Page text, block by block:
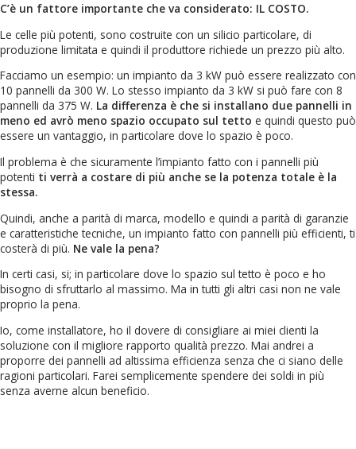
C’è un fattore importante che va considerato: IL COSTO.
Le celle più potenti, sono costruite con un silicio particolare, di
produzione limitata e quindi il produttore richiede un prezzo più alto.
Facciamo un esempio: un impianto da 3 kW può essere realizzato con
10 pannelli da 300 W. Lo stesso impianto da 3 kW si può fare con 8
pannelli da 375 W. La differenza è che si installano due pannelli in
meno ed avrò meno spazio occupato sul tetto e quindi questo può
essere un vantaggio, in particolare dove lo spazio è poco.
Il problema è che sicuramente l’impianto fatto con i pannelli più
potenti ti verrà a costare di più anche se la potenza totale è la
stessa.
Quindi, anche a parità di marca, modello e quindi a parità di garanzie
e caratteristiche tecniche, un impianto fatto con pannelli più efficienti, ti
costerà di più. Ne vale la pena?
In certi casi, si; in particolare dove lo spazio sul tetto è poco e ho
bisogno di sfruttarlo al massimo. Ma in tutti gli altri casi non ne vale
proprio la pena.
Io, come installatore, ho il dovere di consigliare ai miei clienti la
soluzione con il migliore rapporto qualità prezzo. Mai andrei a
proporre dei pannelli ad altissima efficienza senza che ci siano delle
ragioni particolari. Farei semplicemente spendere dei soldi in più
senza averne alcun beneficio.